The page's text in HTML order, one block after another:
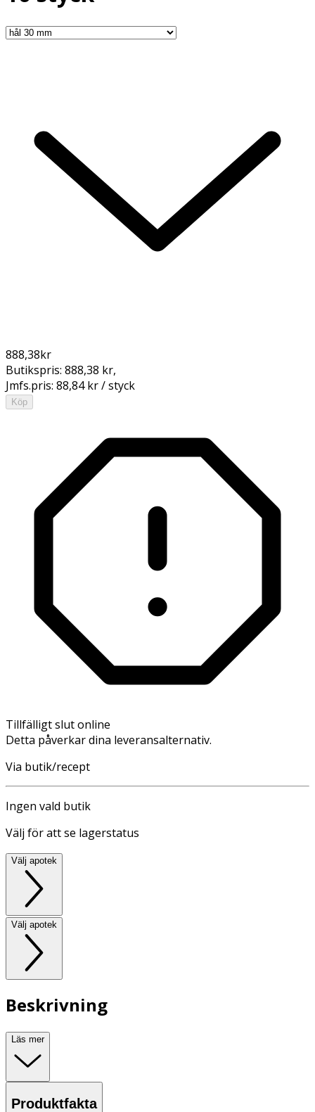
888,38kr
Butikspris: 888,38 kr,
Jmfs.pris: 88,84 kr / styck
Köp
Tillfälligt slut online
Detta påverkar dina leveransalternativ.
Via butik/recept
Ingen vald butik
Välj för att se lagerstatus
Välj apotek
Välj apotek
Beskrivning
Läs mer
Produktfakta